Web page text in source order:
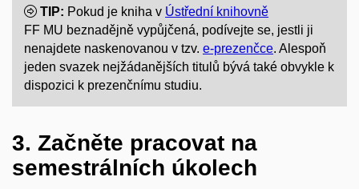
TIP: Pokud je kniha v Ústřední knihovně
FF MU beznadějně vypůjčená, podívejte se, jestli ji
nenajdete naskenovanou v tzv. e-prezenčce. Alespoň
jeden svazek nejžádanějších titulů bývá také obvykle k
dispozici k prezenčnímu studiu.
3. Začněte pracovat na
semestrálních úkolech